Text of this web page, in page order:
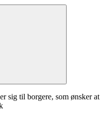
sig til borgere, som ønsker at